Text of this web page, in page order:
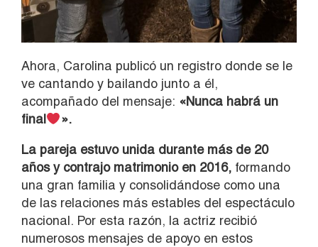
Ahora, Carolina publicó un registro donde se le
ve cantando y bailando junto a él,
acompañado del mensaje: «Nunca habrá un
final
».
La pareja estuvo unida durante más de 20
años y contrajo matrimonio en 2016, formando
una gran familia y consolidándose como una
de las relaciones más estables del espectáculo
nacional. Por esta razón, la actriz recibió
numerosos mensajes de apoyo en estos